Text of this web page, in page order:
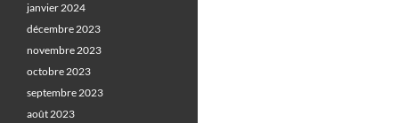
janvier 2024
décembre 2023
novembre 2023
octobre 2023
septembre 2023
août 2023